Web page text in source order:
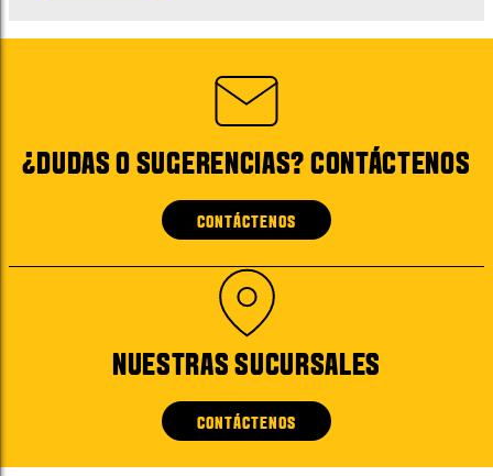
¿DUDAS O SUGERENCIAS? CONTÁCTENOS
CONTÁCTENOS
NUESTRAS SUCURSALES
CONTÁCTENOS